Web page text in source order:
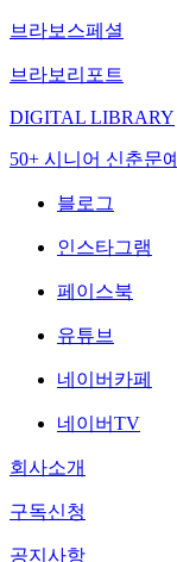
브라보스페셜
브라보리포트
DIGITAL LIBRARY
50+ 시니어 신춘문예
블로그
인스타그램
페이스북
유튜브
네이버카페
네이버TV
회사소개
구독신청
공지사항